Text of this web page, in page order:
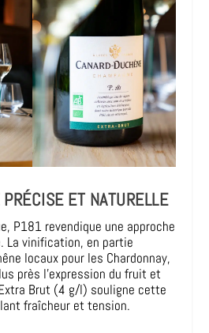
ET NATURELLE
P181 revendique une approche
La vinification, en partie
locaux pour les Chardonnay,
près l’expression du fruit et
Brut (4 g/l) souligne cette
fraîcheur et tension.